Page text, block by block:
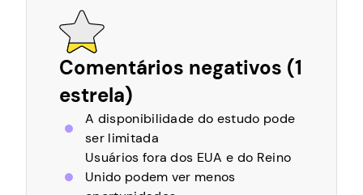
Comentários negativos (1
estrela)
A disponibilidade do estudo pode
ser limitada
Usuários fora dos EUA e do Reino
Unido podem ver menos